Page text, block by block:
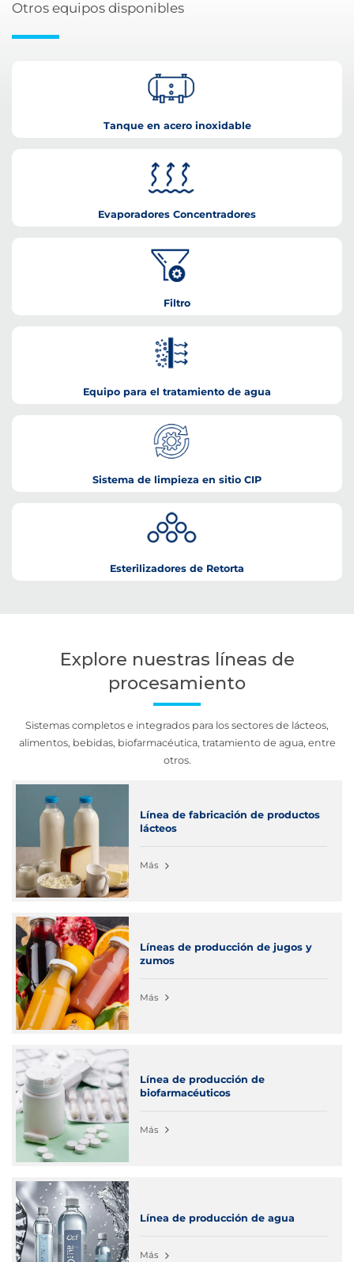
Otros equipos disponibles
Tanque en acero inoxidable
Evaporadores Concentradores
Filtro
Equipo para el tratamiento de agua
Sistema de limpieza en sitio CIP
Esterilizadores de Retorta
Explore nuestras líneas de
procesamiento
Sistemas completos e integrados para los sectores de lácteos,
alimentos, bebidas, biofarmacéutica, tratamiento de agua, entre
otros.
Línea de fabricación de productos
lácteos
Más
Líneas de producción de jugos y
zumos
Más
Línea de producción de
biofarmacéuticos
Más
Línea de producción de agua
Más